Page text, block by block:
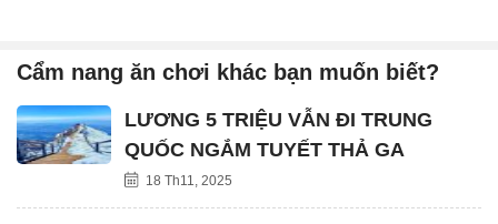
Cẩm nang ăn chơi khác bạn muốn biết?
LƯƠNG 5 TRIỆU VẪN ĐI TRUNG
QUỐC NGẮM TUYẾT THẢ GA
18 Th11, 2025